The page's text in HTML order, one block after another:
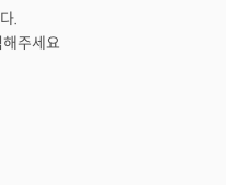
.
주세요